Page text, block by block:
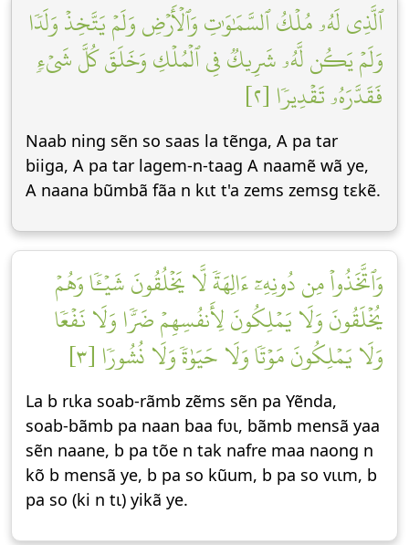
ٱلَّذِي لَهُۥ مُلۡكُ ٱلسَّمَٰوَٰتِ وَٱلۡأَرۡضِ وَلَمۡ يَتَّخِذۡ وَلَدٗا
وَلَمۡ يَكُن لَّهُۥ شَرِيكٞ فِي ٱلۡمُلۡكِ وَخَلَقَ كُلَّ شَيۡءٖ
فَقَدَّرَهُۥ تَقۡدِيرٗا [٢]
Naab ning sẽn so saas la tẽnga, A pa tar
biiga, A pa tar lagem-n-taag A naamẽ wã ye,
A naana bũmbã fãa n kɩt t'a zems zemsg tεkẽ.
وَٱتَّخَذُواْ مِن دُونِهِۦٓ ءَالِهَةٗ لَّا يَخۡلُقُونَ شَيۡـٔٗا وَهُمۡ
يُخۡلَقُونَ وَلَا يَمۡلِكُونَ لِأَنفُسِهِمۡ ضَرّٗا وَلَا نَفۡعٗا
وَلَا يَمۡلِكُونَ مَوۡتٗا وَلَا حَيَوٰةٗ وَلَا نُشُورٗا [٣]
La b rɩka soab-rãmb zẽms sẽn pa Yẽnda,
soab-bãmb pa naan baa fʋɩ, bãmb mensã yaa
sẽn naane, b pa tõe n tak nafre maa naong n
kõ b mensã ye, b pa so kũum, b pa so vɩɩm, b
pa so (ki n tɩ) yikã ye.